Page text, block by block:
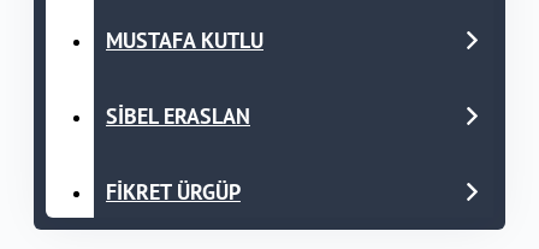
MUSTAFA KUTLU
SİBEL ERASLAN
FİKRET ÜRGÜP